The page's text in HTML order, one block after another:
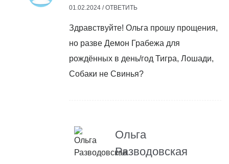
01.02.2024 /ОТВЕТИТЬ
Здравствуйте! Ольга прошу прощения,
но разве Демон Грабежа для
рождённых в день/год Тигра, Лошади,
Собаки не Свинья?
Ольга
Разводовская